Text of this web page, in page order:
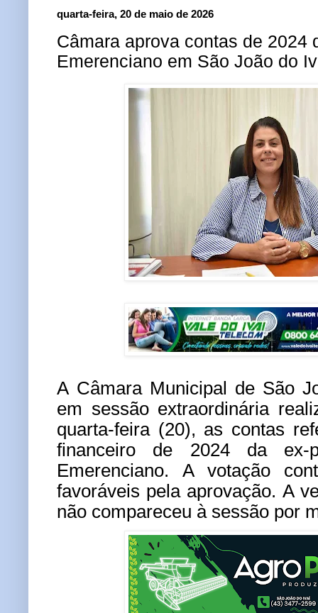
quarta-feira, 20 de maio de 2026
Câmara aprova contas de 2024
Emerenciano em São João do
A Câmara Municipal de São
em sessão extraordinária
quarta-feira (20), as contas
financeiro de 2024 da ex-
Emerenciano. A votação
favoráveis pela aprovação. A
não compareceu à sessão por